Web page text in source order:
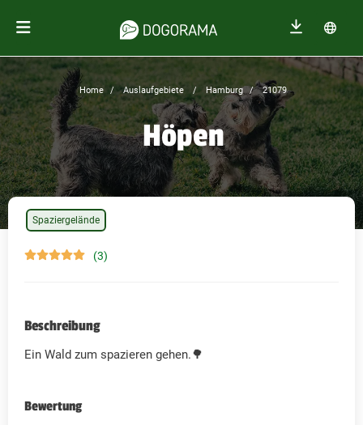
Home Auslaufgebiete Hamburg 21079
Höpen
(3)
Spaziergelände
Beschreibung
Ein Wald zum spazieren gehen.🌳
Bewertung